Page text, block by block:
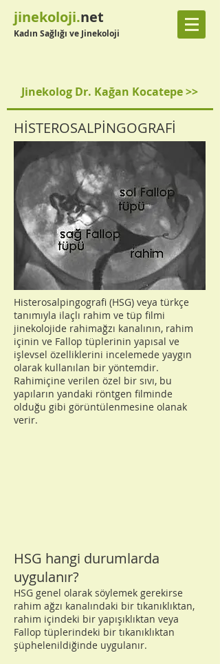
jinekoloji.net
Kadın Sağlığı ve Jinekoloji
Jinekolog Dr. Kağan Kocatepe >>
HİSTEROSALPİNGOGRAFİ
Histerosalpingografi (HSG) veya türkçe
tanımıyla ilaçlı rahim ve tüp filmi
jinekolojide rahimağzı kanalının, rahim
içinin ve Fallop tüplerinin yapısal ve
işlevsel özelliklerini incelemede yaygın
olarak kullanılan bir yöntemdir.
Rahimiçine verilen özel bir sıvı, bu
yapıların yandaki röntgen filminde
olduğu gibi görüntülenmesine olanak
verir.
HSG hangi durumlarda
uygulanır?
HSG genel olarak söylemek gerekirse
rahim ağzı kanalındaki bir tıkanıklıktan,
rahim içindeki bir yapışıklıktan veya
Fallop tüplerindeki bir tıkanıklıktan
şüphelenildiğinde uygulanır.